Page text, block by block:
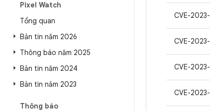
Pixel Watch
Tổng quan
Bản tin năm 2026
Thông báo năm 2025
Bản tin năm 2024
Bản tin năm 2023
Thông báo
CVE-
CVE-
CVE-
CVE-